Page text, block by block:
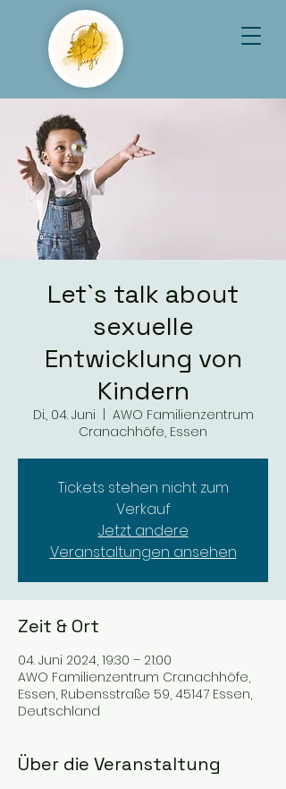
Let`s talk about
sexuelle
Entwicklung von
Kindern
Di., 04. Juni
AWO Familienzentrum
Cranachhöfe, Essen
Tickets stehen nicht zum
Verkauf
Jetzt andere
Veranstaltungen ansehen
Zeit & Ort
04. Juni 2024, 19:30 – 21:00
AWO Familienzentrum Cranachhöfe,
Essen, Rubensstraße 59, 45147 Essen,
Deutschland
Über die Veranstaltung